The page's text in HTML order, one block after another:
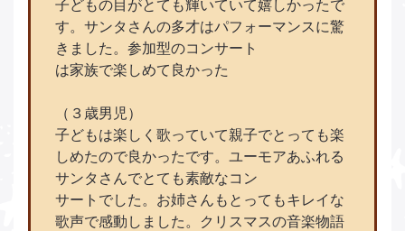
子どもの目がとても輝いていて嬉しかったで
す。サンタさんの多才はパフォーマンスに驚
きました。参加型のコンサート
は家族で楽しめて良かった
（３歳男児）
子どもは楽しく歌っていて親子でとっても楽
しめたので良かったです。ユーモアあふれる
サンタさんでとても素敵なコン
サートでした。お姉さんもとってもキレイな
歌声で感動しました。クリスマスの音楽物語